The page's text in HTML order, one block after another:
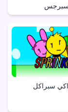
سبرجس
سبراكل